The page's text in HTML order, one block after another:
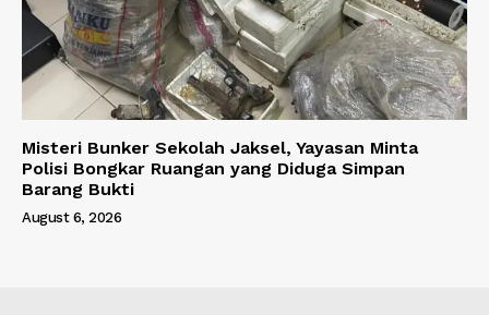
Misteri Bunker Sekolah Jaksel, Yayasan Minta
Polisi Bongkar Ruangan yang Diduga Simpan
Barang Bukti
August 6, 2026